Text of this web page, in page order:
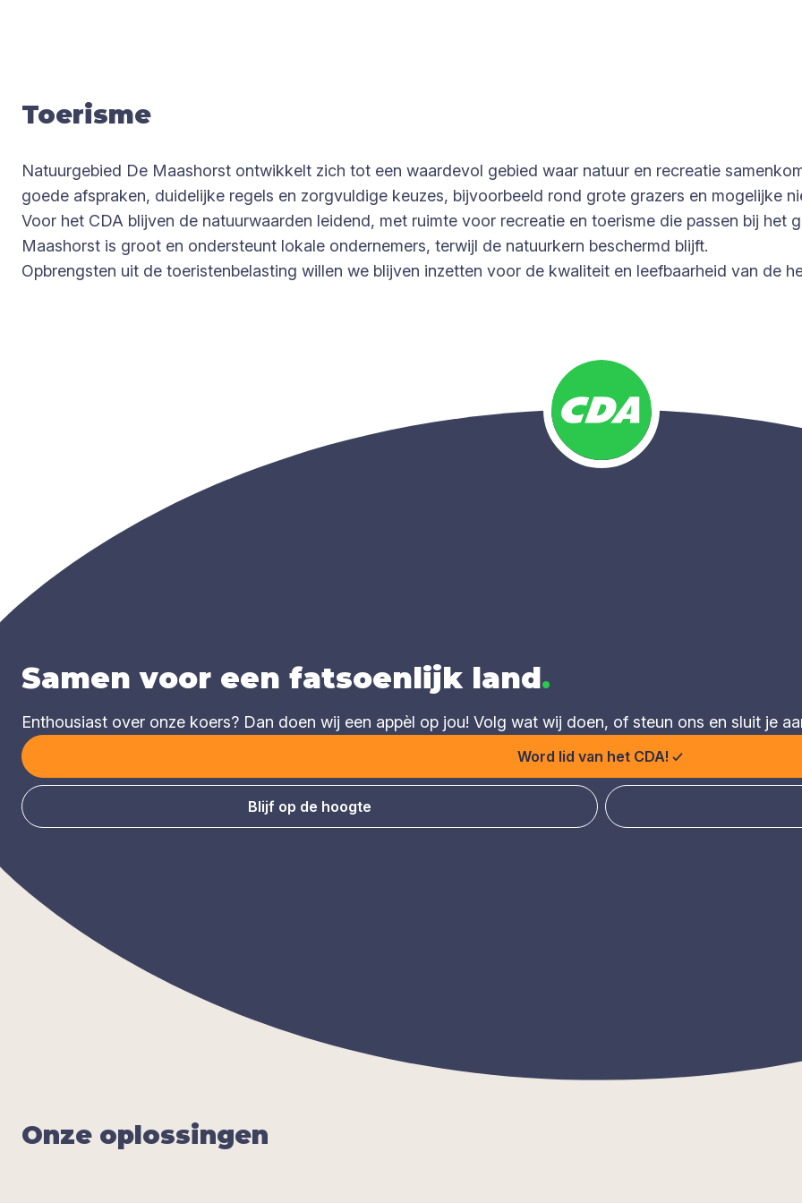
Toe­ris­me
Natuurgebied De Maashorst ontwikkelt zich tot een waardevol gebied waar natuur en recreatie
goede afspraken, duidelijke regels en zorgvuldige keuzes, bijvoorbeeld rond grote grazers en mogelijke
Voor het CDA blijven de natuurwaarden leidend, met ruimte voor recreatie en toerisme die passen bij het
Maashorst is groot en ondersteunt lokale ondernemers, terwijl de natuurkern beschermd blijft.
Opbrengsten uit de toeristenbelasting willen we blijven inzetten voor de kwaliteit en leefbaarheid van de
Samen voor een fatsoenlijk land.
Enthousiast over onze koers? Dan doen wij een appèl op jou! Volg wat wij doen, of steun ons en sluit je
Word lid van het CDA!
Blijf op de hoogte
Onze oplos­sin­gen